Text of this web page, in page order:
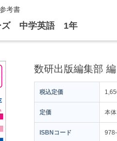
考書
ズ 中学英語 1年
数研出版編集部 編
税込定価
定価 本
ISBNコード